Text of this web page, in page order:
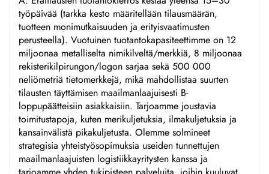
työpäivää (tarkka kesto määritellään tilausmäärän,
tuotteen monimutkaisuuden ja erityisvaatimusten
perusteella). Vuotuinen tuotantokapasiteettimme on 12
miljoonaa metalliselta nimikilveltä/merkkiä, 8 miljoonaa
rekisterikilpirungon/logon sarjaa sekä 500 000
neliömetriä tietomerkkejä, mikä mahdollistaa suurten
tilausten täyttämisen maailmanlaajuisesti B-
loppupäätteisiin asiakkaisiin. Tarjoamme joustavia
toimitustapoja, kuten merikuljetuksia, ilmakuljetuksia ja
kansainvälistä pikakuljetusta. Olemme solmineet
strategisia yhteistyösopimuksia useiden tunnettujen
maailmanlaajuisten logistiikkayritysten kanssa ja